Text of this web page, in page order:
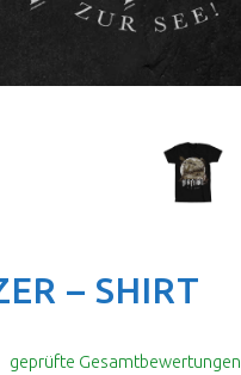
– SHIRT
geprüfte Gesamtbewertungen